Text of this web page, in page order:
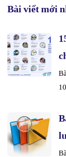
Bài viết mới